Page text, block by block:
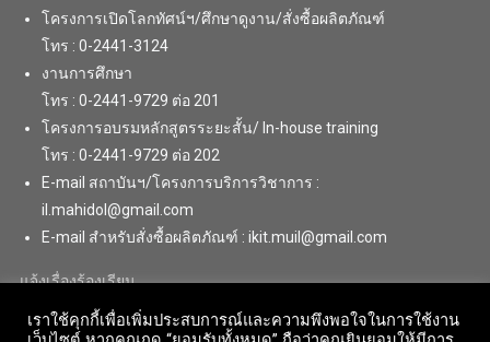
โครงการเปิดโลกทัศน์ฯ/ศึกษาดูงาน/สั่งซื้อผลิตภัณฑ์
โทร : 0-2441-3124
งานการศึกษา
โทร : 0-2441-9729 ต่อ 201
โครงการอบรมหลักสูตรระยะสั้น/ In-house training
โทร : 0-2441-9729 ต่อ 202
E-mail สถาบันฯ/โครงการบริการวิชาการ :
il.mahidol@gmail.com
E-mail สำหรับสั่งซื้อผลิตภัณฑ์ : ikit.muil@gmail.com
แจ้งเรื่องร้องเรียน
เราใช้คุกกี้เพื่อเพิ่มประสบการณ์และความพึงพอใจในการใช้งาน